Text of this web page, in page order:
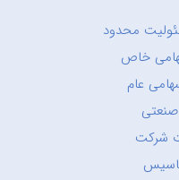
محدود
خاص
عام
شرکت